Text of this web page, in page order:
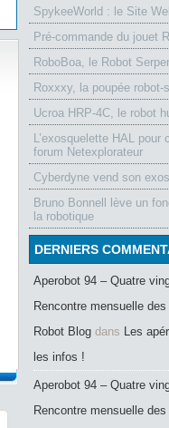
SpykeeWorld : le Site
Pré-commande du jouet
RoboBoa, le Robot
Roxxxy, la poupée
Ucroa HRP-4C, le robot
L’exosquelette HAL
forum Netexplorateur
Cyberdyne vend son
Bruno Bonnell lève un
la robotique
DERNIERS
Aperobot 94 – Quatre
Rencontre mensuelle
Robot Blog dans Les
les infos !
Aperobot 94 – Quatre
Rencontre mensuelle